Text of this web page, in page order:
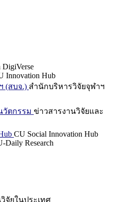
DigiVerse
Innovation Hub
(สบจ.) สำนักบริหารวิจัยจุฬาฯ
วัตกรรม ข่าวสารงานวิจัยและ
CU Social Innovation Hub
Daily Research
จัยในประเทศ